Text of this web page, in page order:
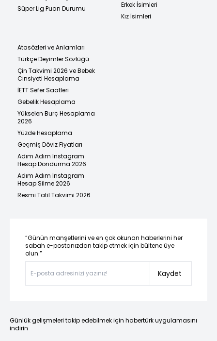
Süper Lig Puan Durumu
Erkek İsimleri
Kız İsimleri
Atasözleri ve Anlamları
Türkçe Deyimler Sözlüğü
Çin Takvimi 2026 ve Bebek
Cinsiyeti Hesaplama
İETT Sefer Saatleri
Gebelik Hesaplama
Yükselen Burç Hesaplama
2026
Yüzde Hesaplama
Geçmiş Döviz Fiyatları
Adım Adım Instagram
Hesap Dondurma 2026
Adım Adım Instagram
Hesap Silme 2026
Resmi Tatil Takvimi 2026
“Günün manşetlerini ve en çok okunan haberlerini her
sabah e-postanızdan takip etmek için bültene üye
olun.”
Kaydet
Günlük gelişmeleri takip edebilmek için habertürk uygulamasını
indirin